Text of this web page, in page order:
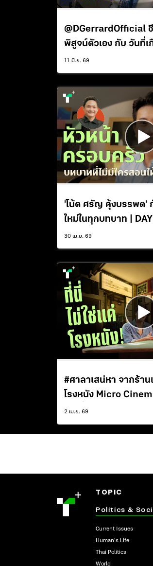
@DGerrardOfficial
พิสูจน์ตัวเอง กับ วันที่เ
ความดัง | DAY1
11 มิ.ย. 69
'โน้ต ศรัญ คุ้งบรรพต'
ใหม่ในทุกบทบาท |
30 เม.ย. 69
#ศาลาเสน่หา จากร้า
โรงหนัง Micro
ใหม่ที่ไม่ได้มีแค่โรงหนัง
2 เม.ย. 69
TOPIC
Politics &
Current Issues
Human’s Life
Thai Politics